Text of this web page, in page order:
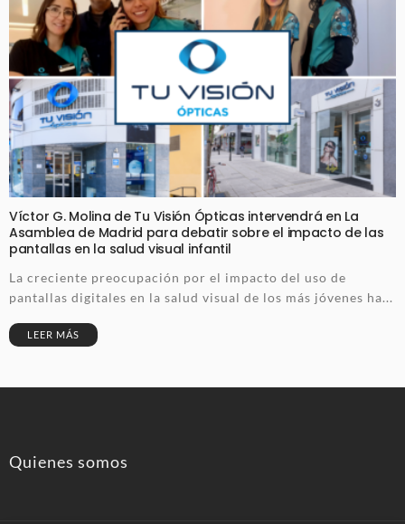
Víctor G. Molina de Tu Visión Ópticas intervendrá en La
Asamblea de Madrid para debatir sobre el impacto de las
pantallas en la salud visual infantil
La creciente preocupación por el impacto del uso de
pantallas digitales en la salud visual de los más jóvenes ha...
LEER MÁS
Quienes somos